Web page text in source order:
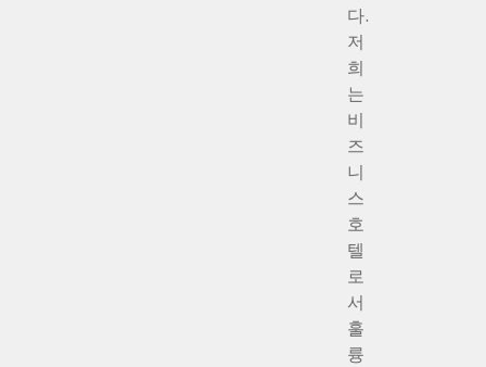
다.
저
희
는
비
즈
니
스
호
텔
로
서
훌
륭